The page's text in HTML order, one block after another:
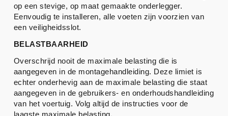
op een stevige, op maat gemaakte onderlegger.
Eenvoudig te installeren, alle voeten zijn voorzien van
een veiligheidsslot.
BELASTBAARHEID
Overschrijd nooit de maximale belasting die is
aangegeven in de montagehandleiding. Deze limiet is
echter onderhevig aan de maximale belasting die staat
aangegeven in de gebruikers- en onderhoudshandleiding
van het voertuig. Volg altijd de instructies voor de
laagste maximale belasting.